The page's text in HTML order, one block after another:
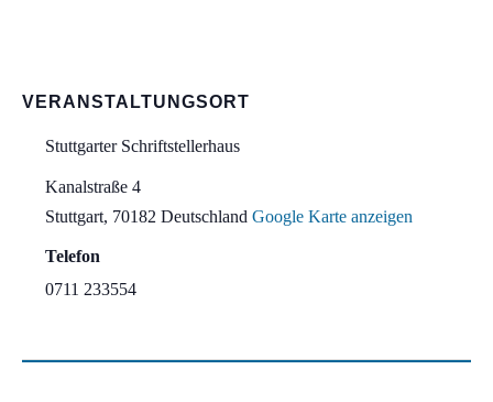
VERANSTALTUNGSORT
Stuttgarter Schriftstellerhaus
Kanalstraße 4
Stuttgart, 70182 Deutschland Google Karte anzeigen
Telefon
0711 233554